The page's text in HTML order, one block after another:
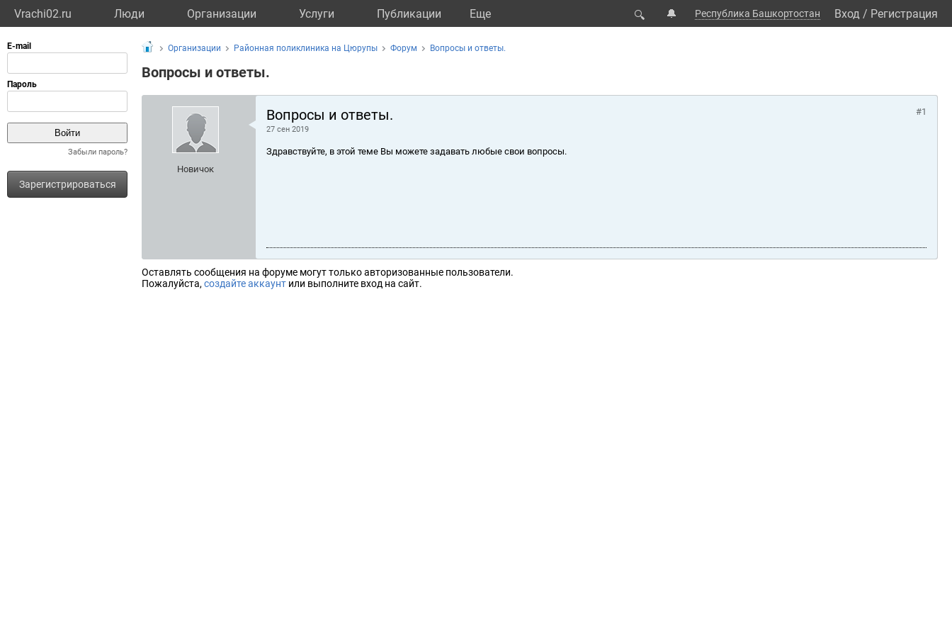
Vrachi02.ru Люди Организации Услуги Публикации Eще 🔍 🔔 Республика Башкортостан Вход / Регистрация
Забыли пароль?
Зарегистрироваться
Организации Районная поликлиника на Цюрупы Форум Вопросы и ответы.
Вопросы и ответы.
Новичок
Вопросы и ответы.
27 сен 2019
#1
Здравствуйте, в этой теме Вы можете задавать любые свои вопросы.
Оставлять сообщения на форуме могут только авторизованные пользователи.
Пожалуйста, создайте аккаунт или выполните вход на сайт.